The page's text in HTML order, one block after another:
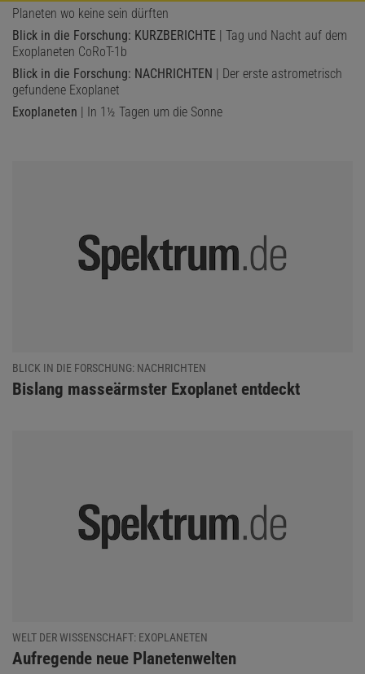
Planeten wo keine sein dürften
Blick in die Forschung: KURZBERICHTE | Tag und Nacht auf dem
Exoplaneten CoRoT-1b
Blick in die Forschung: NACHRICHTEN | Der erste astrometrisch
gefundene Exoplanet
Exoplaneten | In 1½ Tagen um die Sonne
BLICK IN DIE FORSCHUNG: NACHRICHTEN
:
Bislang masseärmster Exoplanet entdeckt
WELT DER WISSENSCHAFT: EXOPLANETEN
:
Aufregende neue Planetenwelten